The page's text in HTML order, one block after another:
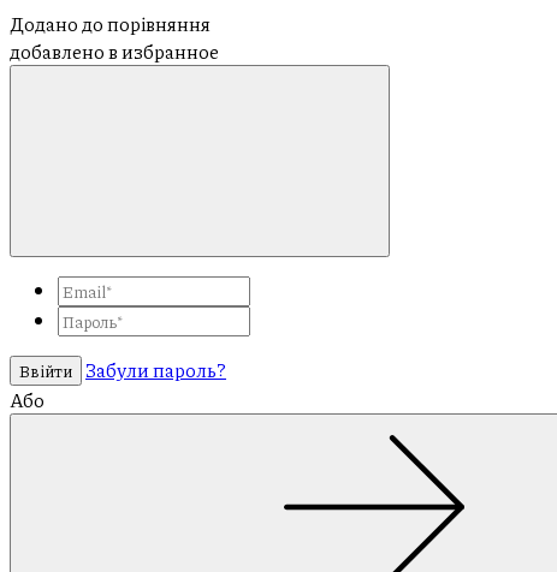
Додано до порівняння
добавлено в избранное
Ввійти
Забули пароль?
Або